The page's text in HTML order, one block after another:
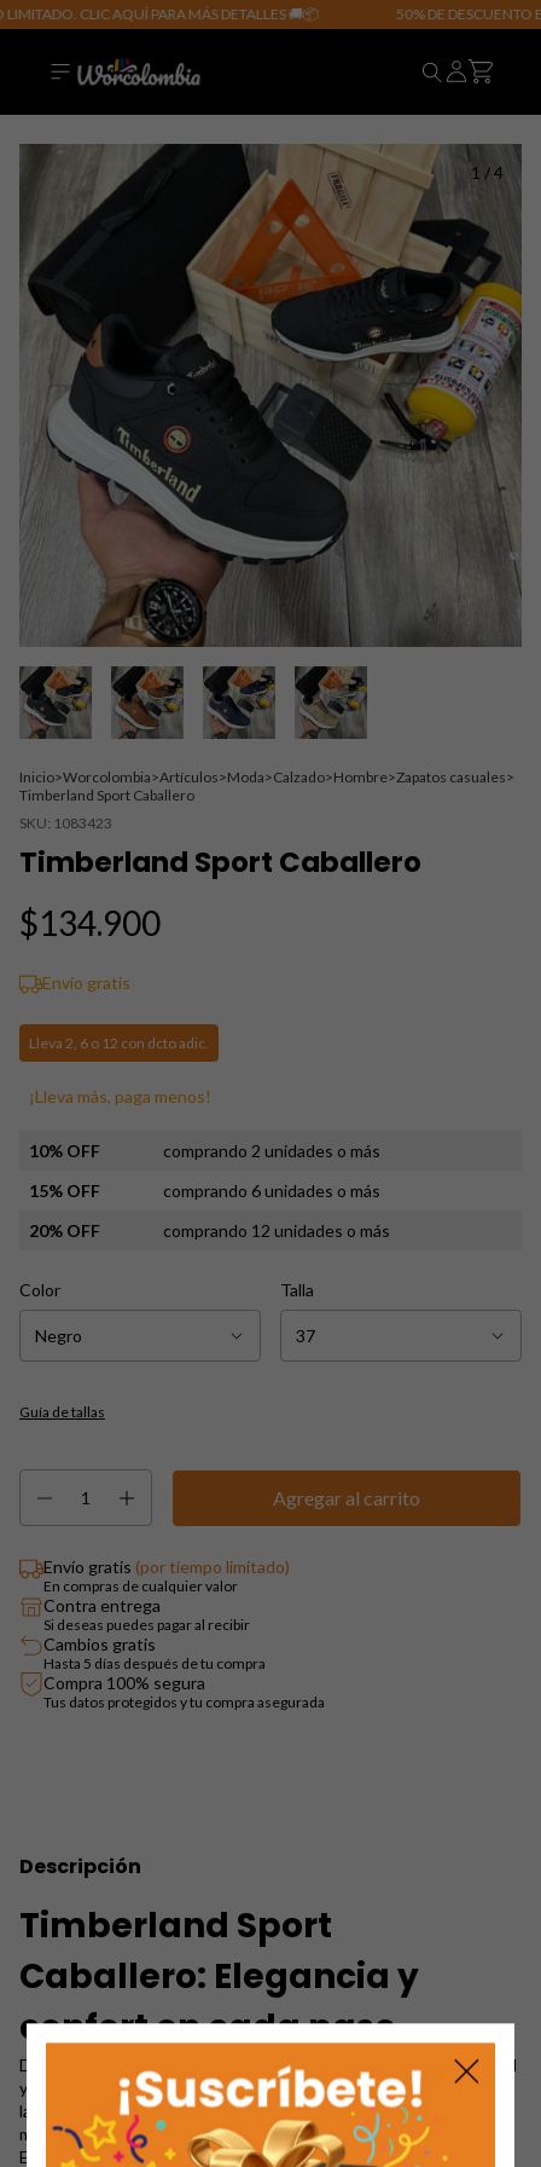
CLIC AQUÍ PARA MÁS DETALLES 🚚📦 50% DE DESCUENTO EN
1 /4
Inicio>Worcolombia>Artículos>Moda>Calzado>Hombre>Zapatos casuales>
Timberland Sport Caballero
SKU: 1083423
Timberland Sport Caballero
$134.900
Envío gratis
Lleva 2, 6 o 12 con dcto adic.
¡Lleva más, paga menos!
10% OFF
comprando 2 unidades o más
15% OFF
comprando 6 unidades o más
20% OFF
comprando 12 unidades o más
Color Talla
Guía de tallas
Envío gratis (por tiempo limitado)
En compras de cualquier valor
Contra entrega
Si deseas puedes pagar al recibir
Cambios gratis
Hasta 5 días después de tu compra
Compra 100% segura
Tus datos protegidos y tu compra asegurada
Descripción
Timberland Sport
Caballero: Elegancia y
confort en cada paso
Descubre el deportivo para caballero
que combina estilo, calidad
y comodidad en un solo calzado. El Timberland Sport Caballero
la referencia ideal para quienes buscan un diseño moderno con
materiales premium en calidad AAA.
Este zapato está elaborado concuero vegano y material tipo